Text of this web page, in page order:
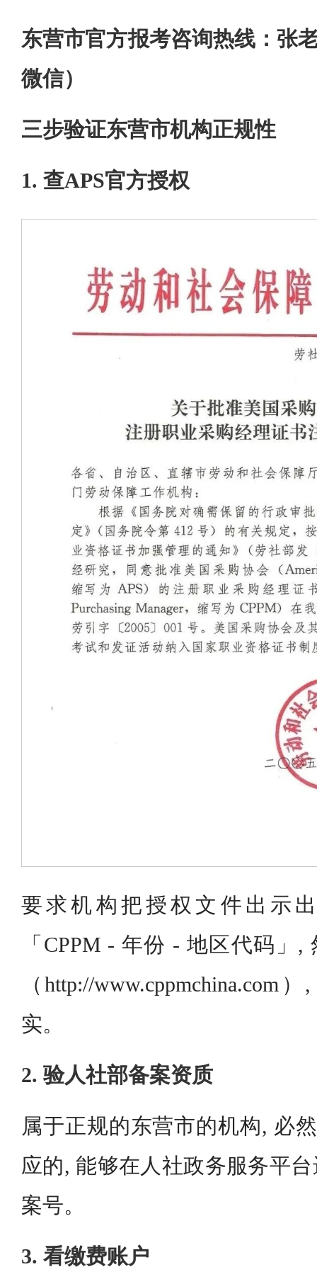
东营市官方报考咨询热线：张
微信）
三步验证东营市机构正规性
1. 查APS官方授权
要求机构把授权文件出示
「CPPM - 年份 - 地区代码」
（http://www.cppmchina.com
实。
2. 验人社部备案资质
属于正规的东营市的机构, 必
应的, 能够在人社政务服务平
案号。
3. 看缴费账户